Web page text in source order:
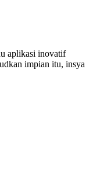
aplikasi inovatif
impian itu, insya